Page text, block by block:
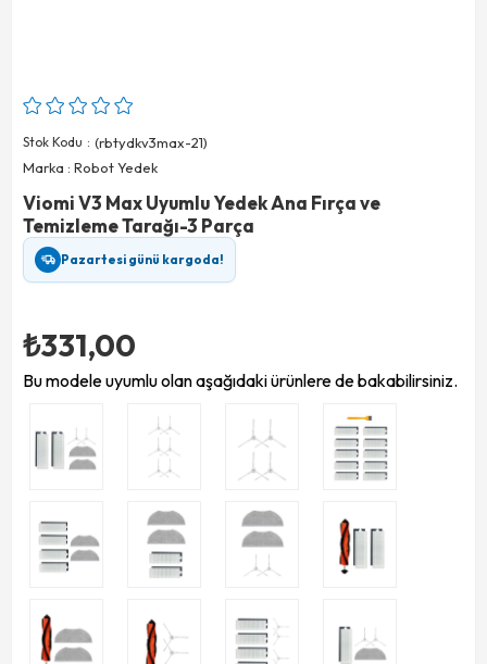
Stok Kodu
(rbtydkv3max-21)
Marka : Robot Yedek
Viomi V3 Max Uyumlu Yedek Ana Fırça ve
Temizleme Tarağı-3 Parça
Pazartesi günü kargoda!
₺331,00
Bu modele uyumlu olan aşağıdaki ürünlere de bakabilirsiniz.